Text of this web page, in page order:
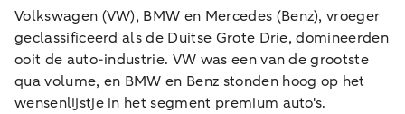
Volkswagen (VW), BMW en Mercedes (Benz), vroeger
geclassificeerd als de Duitse Grote Drie, domineerden
ooit de auto-industrie. VW was een van de grootste
qua volume, en BMW en Benz stonden hoog op het
wensenlijstje in het segment premium auto's.